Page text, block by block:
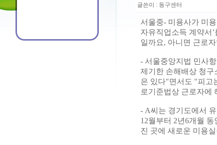
글쓴이 : 동구센터
서울중- 미용사가 미
자유직업소득 계약서
일까요, 아니면 근로
- 서울중앙지법 민사
제기한 손해배상 청
은 있다"면서도 "피고
로기준법상 근로자에
- A씨는 경기도에서
12월부터 2년6개월
진 곳에 새로운 미용